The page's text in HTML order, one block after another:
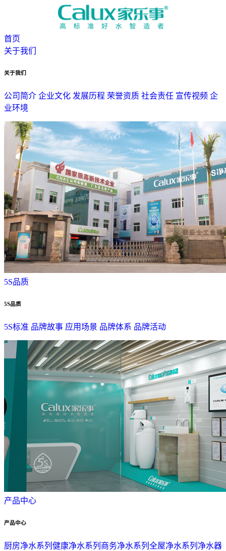
首页
关于我们
关于我们
公司简介 企业文化 发展历程 荣誉资质 社会责任 宣传视频 企
业环境
5S品质
5S品质
5S标准 品牌故事 应用场景 品牌体系 品牌活动
产品中心
产品中心
厨房净水系列 健康净水系列 商务净水系列 全屋净水系列 净水器